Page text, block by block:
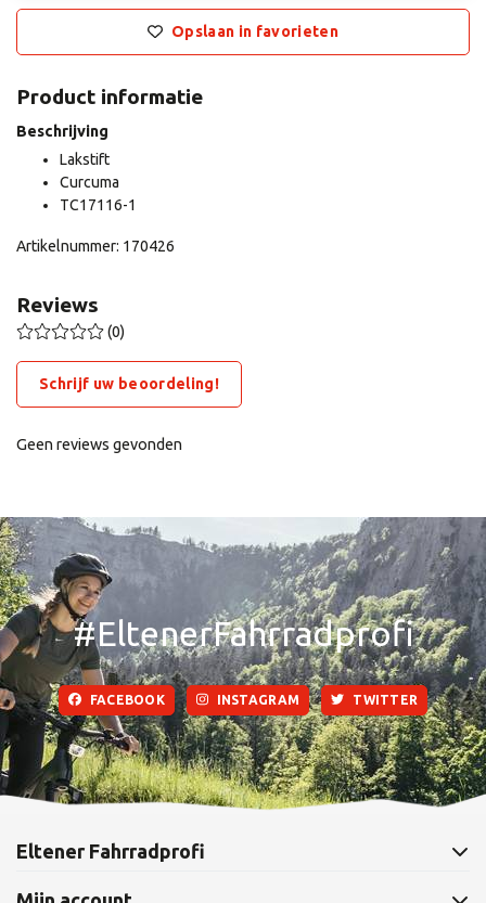
Opslaan in favorieten
Product informatie
Beschrijving
Lakstift
Curcuma
TC17116-1
Artikelnummer: 170426
Reviews
(0)
Schrijf uw beoordeling!
Geen reviews gevonden
#EltenerFahrradprofi
FACEBOOK INSTAGRAM TWITTER
Eltener Fahrradprofi